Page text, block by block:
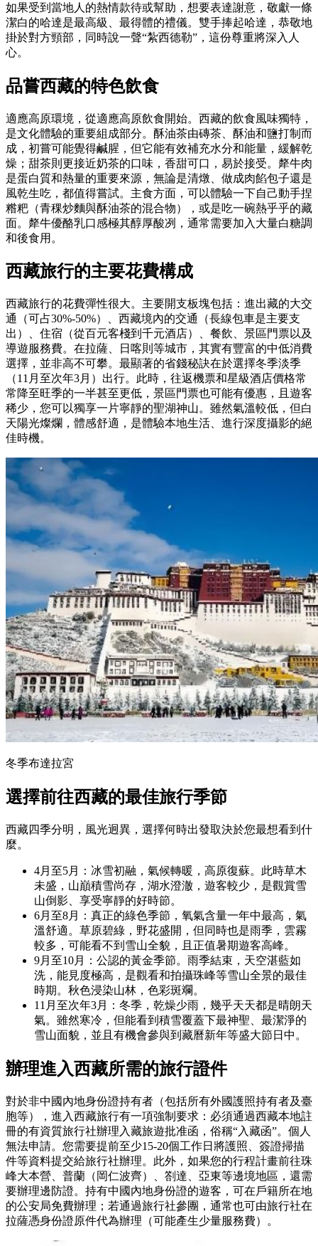
如果受到當地人的熱情款待或幫助，想要表達謝意，敬獻一條
潔白的哈達是最高級、最得體的禮儀。雙手捧起哈達，恭敬地
掛於對方頸部，同時說一聲“紮西德勒”，這份尊重將深入人
心。
品嘗西藏的特色飲食
適應高原環境，從適應高原飲食開始。西藏的飲食風味獨特，
是文化體驗的重要組成部分。酥油茶由磚茶、酥油和鹽打制而
成，初嘗可能覺得鹹腥，但它能有效補充水分和能量，緩解乾
燥；甜茶則更接近奶茶的口味，香甜可口，易於接受。犛牛肉
是蛋白質和熱量的重要來源，無論是清燉、做成肉餡包子還是
風乾生吃，都值得嘗試。主食方面，可以體驗一下自己動手捏
糌粑（青稞炒麵與酥油茶的混合物），或是吃一碗熱乎乎的藏
面。犛牛優酪乳口感極其醇厚酸冽，通常需要加入大量白糖調
和後食用。
西藏旅行的主要花費構成
西藏旅行的花費彈性很大。主要開支板塊包括：進出藏的大交
通（可占30%-50%）、西藏境內的交通（長線包車是主要支
出）、住宿（從百元客棧到千元酒店）、餐飲、景區門票以及
導遊服務費。在拉薩、日喀則等城市，其實有豐富的中低消費
選擇，並非高不可攀。最顯著的省錢秘訣在於選擇冬季淡季
（11月至次年3月）出行。此時，往返機票和星級酒店價格常
常降至旺季的一半甚至更低，景區門票也可能有優惠，且遊客
稀少，您可以獨享一片寧靜的聖湖神山。雖然氣溫較低，但白
天陽光燦爛，體感舒適，是體驗本地生活、進行深度攝影的絕
佳時機。
冬季布達拉宮
選擇前往西藏的最佳旅行季節
西藏四季分明，風光迥異，選擇何時出發取決於您最想看到什
麼。
4月至5月：冰雪初融，氣候轉暖，高原復蘇。此時草木
未盛，山巔積雪尚存，湖水澄澈，遊客較少，是觀賞雪
山倒影、享受寧靜的好時節。
6月至8月：真正的綠色季節，氧氣含量一年中最高，氣
溫舒適。草原碧綠，野花盛開，但同時也是雨季，雲霧
較多，可能看不到雪山全貌，且正值暑期遊客高峰。
9月至10月：公認的黃金季節。雨季結束，天空湛藍如
洗，能見度極高，是觀看和拍攝珠峰等雪山全景的最佳
時期。秋色浸染山林，色彩斑斕。
11月至次年3月：冬季，乾燥少雨，幾乎天天都是晴朗天
氣。雖然寒冷，但能看到積雪覆蓋下最神聖、最潔淨的
雪山面貌，並且有機會參與到藏曆新年等盛大節日中。
辦理進入西藏所需的旅行證件
對於非中國內地身份證持有者（包括所有外國護照持有者及臺
胞等），進入西藏旅行有一項強制要求：必須通過西藏本地註
冊的有資質旅行社辦理入藏旅遊批准函，俗稱“入藏函”。個人
無法申請。您需要提前至少15-20個工作日將護照、簽證掃描
件等資料提交給旅行社辦理。此外，如果您的行程計畫前往珠
峰大本營、普蘭（岡仁波齊）、劄達、亞東等邊境地區，還需
要辦理邊防證。持有中國內地身份證的遊客，可在戶籍所在地
的公安局免費辦理；若通過旅行社參團，通常也可由旅行社在
拉薩憑身份證原件代為辦理（可能產生少量服務費）。